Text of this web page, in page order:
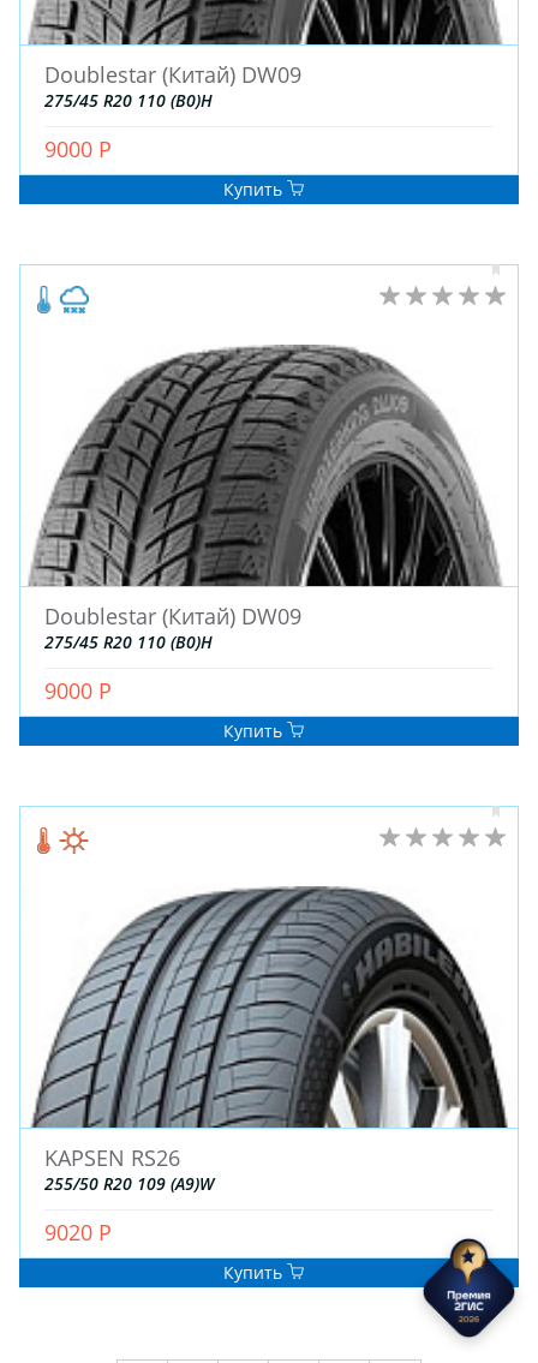
Doublestar (Китай) DW09
275/45 R20 110 (B0)H
9000 Р
Купить
Doublestar (Китай) DW09
275/45 R20 110 (B0)H
9000 Р
Купить
KAPSEN RS26
255/50 R20 109 (A9)W
9020 Р
Купить